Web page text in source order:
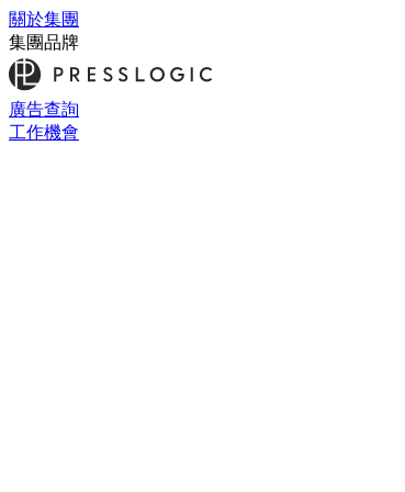
關於集團
集團品牌
廣告查詢
工作機會